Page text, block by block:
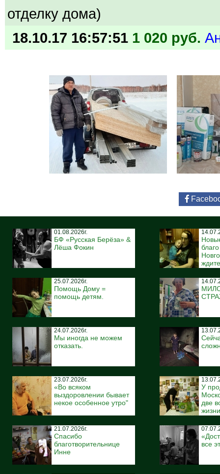
отделку дома)
18.10.17 16:57:51 1 020 руб.
01.08.2026г.
БФ «Русская Берёза» &
Лёша Фокин
25.07.2026г.
Помощь Дому =
помощь детям.
24.07.2026г.
Мы иногда не можем
отказать.
23.07.2026г.
«Во всяком
выздоровлении бывает
некое особенное утро"
21.07.2026г.
Спасибо
благотворительнице
Инне
У
две
жизни
все